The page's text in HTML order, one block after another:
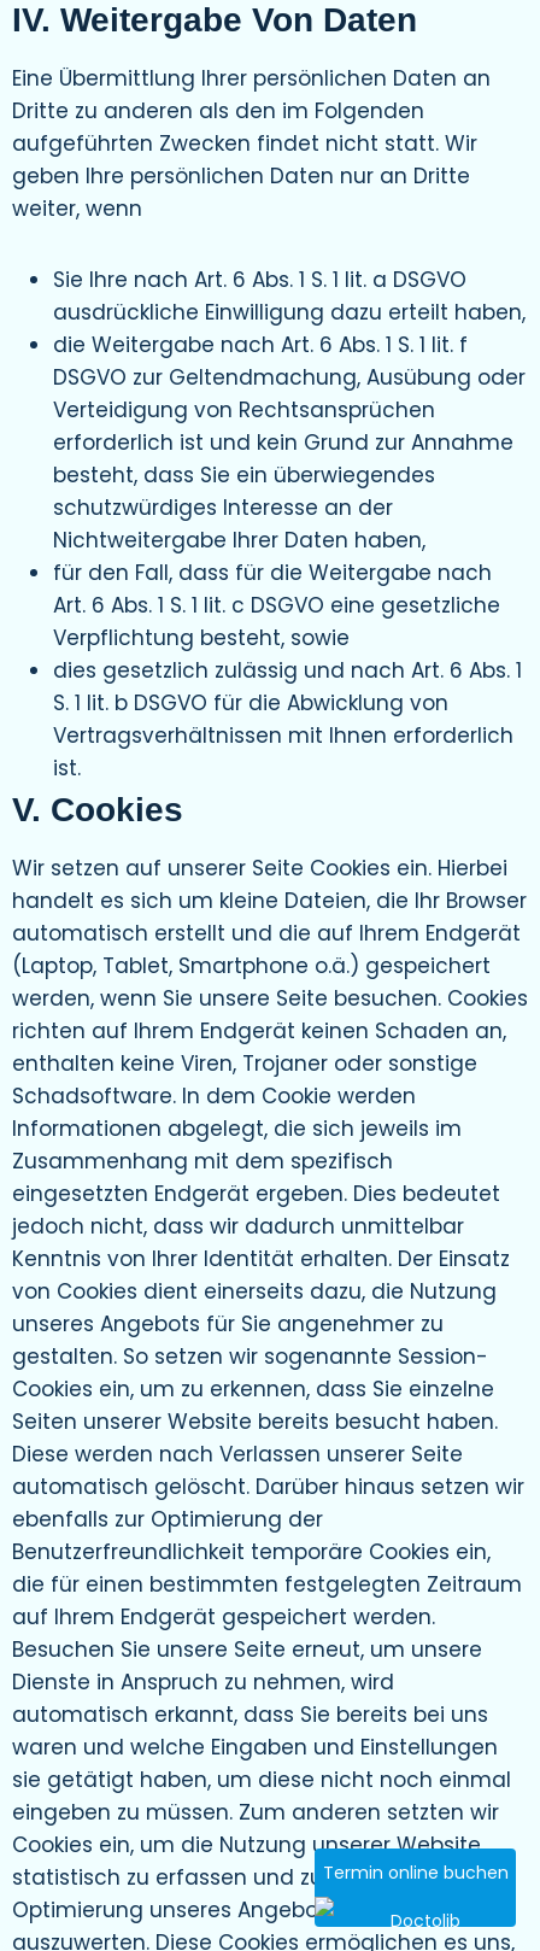
IV. Weitergabe Von Daten
Eine Übermittlung Ihrer persönlichen Daten an
Dritte zu anderen als den im Folgenden
aufgeführten Zwecken findet nicht statt. Wir
geben Ihre persönlichen Daten nur an Dritte
weiter, wenn
Sie Ihre nach Art. 6 Abs. 1 S. 1 lit. a DSGVO
ausdrückliche Einwilligung dazu erteilt haben,
die Weitergabe nach Art. 6 Abs. 1 S. 1 lit. f
DSGVO zur Geltendmachung, Ausübung oder
Verteidigung von Rechtsansprüchen
erforderlich ist und kein Grund zur Annahme
besteht, dass Sie ein überwiegendes
schutzwürdiges Interesse an der
Nichtweitergabe Ihrer Daten haben,
für den Fall, dass für die Weitergabe nach
Art. 6 Abs. 1 S. 1 lit. c DSGVO eine gesetzliche
Verpflichtung besteht, sowie
dies gesetzlich zulässig und nach Art. 6 Abs. 1
S. 1 lit. b DSGVO für die Abwicklung von
Vertragsverhältnissen mit Ihnen erforderlich
ist.
V. Cookies
Wir setzen auf unserer Seite Cookies ein. Hierbei
handelt es sich um kleine Dateien, die Ihr Browser
automatisch erstellt und die auf Ihrem Endgerät
(Laptop, Tablet, Smartphone o.ä.) gespeichert
werden, wenn Sie unsere Seite besuchen. Cookies
richten auf Ihrem Endgerät keinen Schaden an,
enthalten keine Viren, Trojaner oder sonstige
Schadsoftware. In dem Cookie werden
Informationen abgelegt, die sich jeweils im
Zusammenhang mit dem spezifisch
eingesetzten Endgerät ergeben. Dies bedeutet
jedoch nicht, dass wir dadurch unmittelbar
Kenntnis von Ihrer Identität erhalten. Der Einsatz
von Cookies dient einerseits dazu, die Nutzung
unseres Angebots für Sie angenehmer zu
gestalten. So setzen wir sogenannte Session-
Cookies ein, um zu erkennen, dass Sie einzelne
Seiten unserer Website bereits besucht haben.
Diese werden nach Verlassen unserer Seite
automatisch gelöscht. Darüber hinaus setzen wir
ebenfalls zur Optimierung der
Benutzerfreundlichkeit temporäre Cookies ein,
die für einen bestimmten festgelegten Zeitraum
auf Ihrem Endgerät gespeichert werden.
Besuchen Sie unsere Seite erneut, um unsere
Dienste in Anspruch zu nehmen, wird
automatisch erkannt, dass Sie bereits bei uns
waren und welche Eingaben und Einstellungen
sie getätigt haben, um diese nicht noch einmal
eingeben zu müssen. Zum anderen setzten wir
Cookies ein, um die Nutzung unserer Website
statistisch zu erfassen und zum Zwecke der
Optimierung unseres Angebotes für Sie
auszuwerten. Diese Cookies ermöglichen es uns,
Termin online buchen